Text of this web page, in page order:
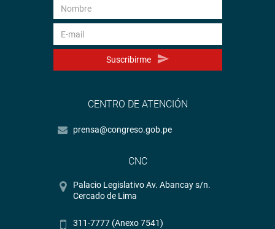
Suscribirme
CENTRO DE ATENCIÓN
prensa@congreso.gob.pe
CNC
Palacio Legislativo Av. Abancay s/n.
Cercado de Lima
311-7777 (Anexo 7541)